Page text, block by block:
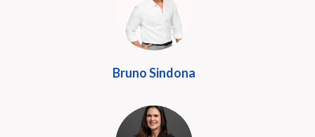
Bruno Sindona